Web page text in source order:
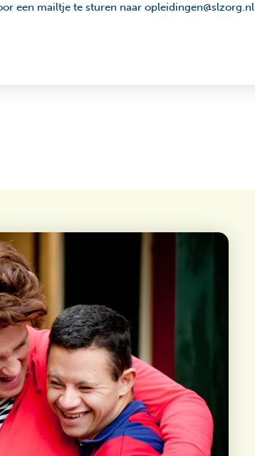
een mailtje te sturen naar opleidingen@slzorg.nl